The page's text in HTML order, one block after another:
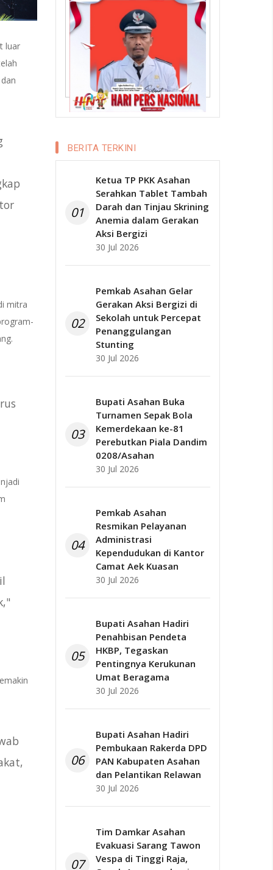
luar
mitra
BERITA TERKINI
01
Ketua TP PKK Asahan
Serahkan Tablet Tambah
Darah dan Tinjau Skrining
Anemia dalam Gerakan
Aksi Bergizi
30 Jul 2026
02
Pemkab Asahan Gelar
Gerakan Aksi Bergizi di
Sekolah untuk Percepat
Penanggulangan
Stunting
30 Jul 2026
03
Bupati Asahan Buka
Turnamen Sepak Bola
Kemerdekaan ke-81
Perebutkan Piala Dandim
0208/Asahan
30 Jul 2026
04
Pemkab Asahan
Resmikan Pelayanan
Administrasi
Kependudukan di Kantor
Camat Aek Kuasan
30 Jul 2026
05
Bupati Asahan Hadiri
Penahbisan Pendeta
HKBP, Tegaskan
Pentingnya Kerukunan
Umat Beragama
30 Jul 2026
06
Bupati Asahan Hadiri
Pembukaan Rakerda DPD
PAN Kabupaten Asahan
dan Pelantikan Relawan
30 Jul 2026
07
Tim Damkar Asahan
Evakuasi Sarang Tawon
Vespa di Tinggi Raja,